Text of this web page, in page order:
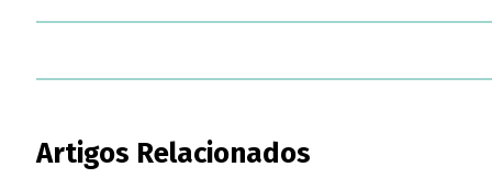
Artigos Relacionados